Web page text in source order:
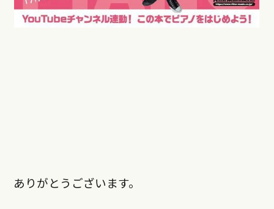
ありがとうございます。